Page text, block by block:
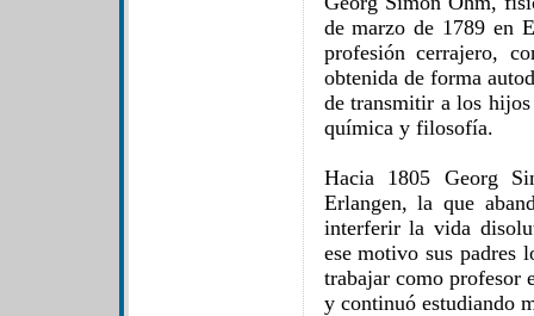
de marzo de 1789 en
profesión cerrajero,
obtenida de forma
de transmitir a los
química y filosofía.
Hacia 1805 Georg
Erlangen, la que
interferir la vida
ese motivo sus padres
trabajar como profesor
y continuó estudiando